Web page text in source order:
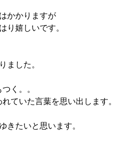
かかりますが
り嬉しいです。
ました。
く。。
ていた言葉を思い出します。
きたいと思います。